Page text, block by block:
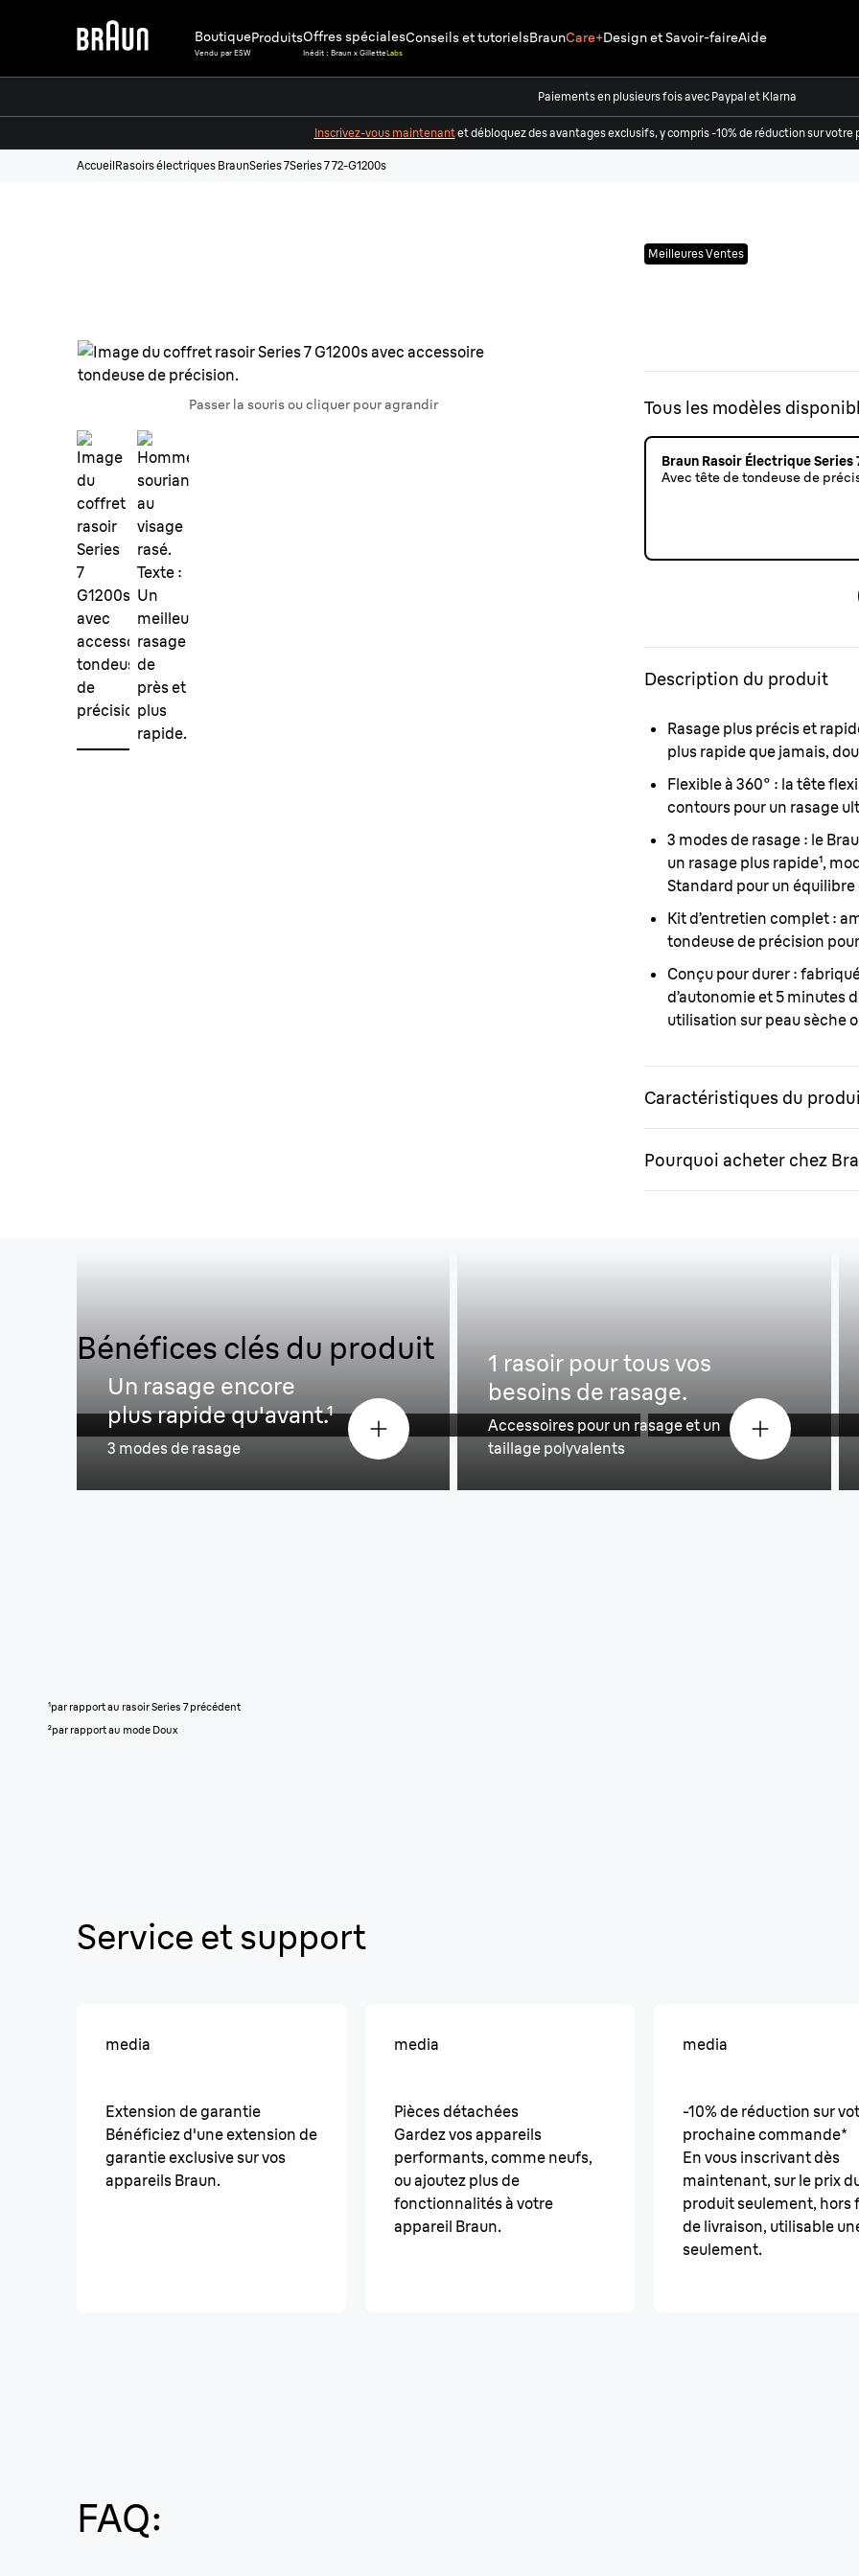
Boutique
Vendu par ESW
ProduitsOffres spéciales
Inédit : Braun x GilletteLabs
Conseils et tutorielsBraunCare+Design et Savoir-faireAide
Paiements en plusieurs fois avec Paypal et Klarna
Inscrivez-vous maintenantet débloquez des avantages exclusifs, y compris -10% de réduction sur votre
AccueilRasoirs électriques BraunSeries 7Series 7 72-G1200s
Passer la souris ou cliquer pour agrandir
Meilleures Ventes
Tous les modèles
Braun Rasoir Électrique Series
Avec tête de tondeuse de
Description du produit
Rasage plus précis et
plus rapide que jamais,
Flexible à 360° : la tête
contours pour un rasage
3 modes de rasage : le
un rasage plus rapide¹,
Standard pour un
Kit d’entretien complet :
tondeuse de précision
Conçu pour durer :
d’autonomie et 5 minutes
utilisation sur peau sèche
Caractéristiques du
Pourquoi acheter chez
Bénéfices clés du produit
Series 7
Series 7 Flexible à 360°
Un rasage encore
plus rapide qu'avant.¹
3 modes de rasage
1 rasoir pour tous vos
besoins de rasage.
Accessoires pour un rasage et un
taillage polyvalents
¹par rapport au rasoir Series 7 précédent
²par rapport au mode Doux
Service et support
media
Extension de garantie
Bénéficiez d'une extension de
garantie exclusive sur vos
appareils Braun.
media
Pièces détachées
Gardez vos appareils
performants, comme neufs,
ou ajoutez plus de
fonctionnalités à votre
appareil Braun.
media
-10% de réduction sur
prochaine commande*
En vous inscrivant dès
maintenant, sur le prix
produit seulement, hors
de livraison, utilisable
seulement.
FAQ: